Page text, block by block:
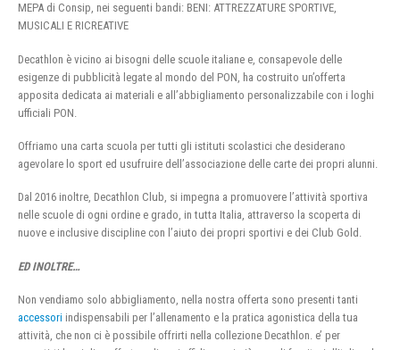
MEPA di Consip, nei seguenti bandi: BENI: ATTREZZATURE SPORTIVE,
MUSICALI E RICREATIVE
Decathlon è vicino ai bisogni delle scuole italiane e, consapevole delle
esigenze di pubblicità legate al mondo del PON, ha costruito un’offerta
apposita dedicata ai materiali e all’abbigliamento personalizzabile con i loghi
ufficiali PON.
Offriamo una carta scuola per tutti gli istituti scolastici che desiderano
agevolare lo sport ed usufruire dell’associazione delle carte dei propri alunni.
Dal 2016 inoltre, Decathlon Club, si impegna a promuovere l’attività sportiva
nelle scuole di ogni ordine e grado, in tutta Italia, attraverso la scoperta di
nuove e inclusive discipline con l’aiuto dei propri sportivi e dei Club Gold.
ED INOLTRE…
Non vendiamo solo abbigliamento, nella nostra offerta sono presenti tanti
accessori indispensabili per l’allenamento e la pratica agonistica della tua
attività, che non ci è possibile offrirti nella collezione Decathlon. e’ per